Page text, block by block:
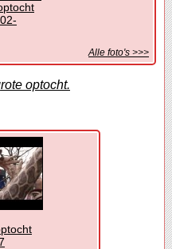
Alle foto's >>>
optocht.